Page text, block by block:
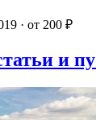
· от 200 ₽
и